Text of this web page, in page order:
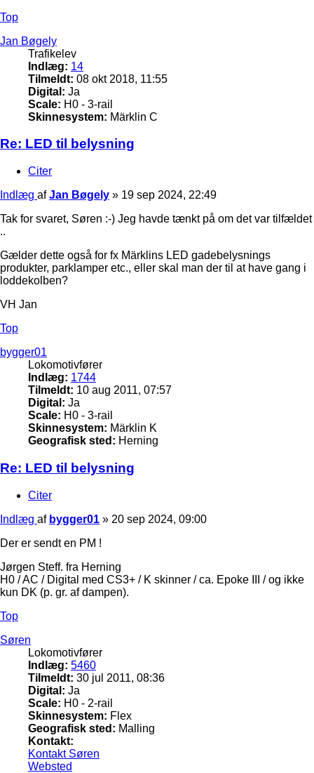
Top
Jan Bøgely
Trafikelev
Indlæg: 14
Tilmeldt: 08 okt 2018, 11:55
Digital: Ja
Scale: H0 - 3-rail
Skinnesystem: Märklin C
Re: LED til belysning
Citer
Indlæg afJan Bøgely » 19 sep 2024, 22:49
Tak for svaret, Søren :-) Jeg havde tænkt på om det var tilfældet
..
Gælder dette også for fx Märklins LED gadebelysnings
produkter, parklamper etc., eller skal man der til at have gang i
loddekolben?
VH Jan
Top
bygger01
Lokomotivfører
Indlæg: 1744
Tilmeldt: 10 aug 2011, 07:57
Digital: Ja
Scale: H0 - 3-rail
Skinnesystem: Märklin K
Geografisk sted: Herning
Re: LED til belysning
Citer
Indlæg af bygger01 » 20 sep 2024, 09:00
Der er sendt en PM !
Jørgen Steff. fra Herning
H0 / AC / Digital med CS3+ / K skinner / ca. Epoke III / og ikke
kun DK (p. gr. af dampen).
Top
Søren
Lokomotivfører
Indlæg: 5460
Tilmeldt: 30 jul 2011, 08:36
Digital: Ja
Scale: H0 - 2-rail
Skinnesystem: Flex
Geografisk sted: Malling
Kontakt:
Kontakt Søren
Websted